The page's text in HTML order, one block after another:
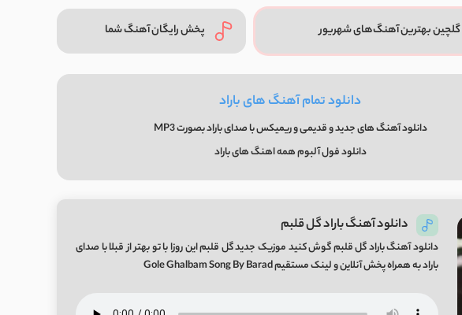
گلچین بهترین آهنگ‌های شهریور پخش رایگان آهنگ شما
دانلود تمام آهنگ های باراد
دانلود آهنگ های جدید و قدیمی و ریمیکس با صدای باراد بصورت MP3
دانلود فول آلبوم همه اهنگ های باراد
دانلود آهنگ باراد گل قلبم
دانلود آهنگ باراد گل قلبم گوش کنید موزیک جدید گل قلبم این روزا با تو بهتر از قبلا با صدای
باراد به همراه پخش آنلاین و لینک مستقیم Gole Ghalbam Song By Barad